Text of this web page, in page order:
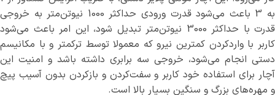
به 3 باعث می‌شود قدرت ورودی حداکثر 1000 نیوتن‌متر به خروجی
قدرت با حداکثر 3000 نیوتن‌متر تبدیل شود، این امر باعث می‌شود
کاربر با واردکردن کمترین نیرو که معمولا توسط ترکمتر و با مکانیسم
دستی انجام می‌شود، خروجی سه برابری داشته باشد و امنیت این
آچار برای استفاده خود کاربر و سفت‌کردن و بازکردن بدون آسیب پیچ
و مهره‌های بزرگ و سنگین بسیار بالا است.